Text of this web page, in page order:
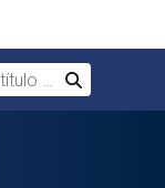
o autor
Buscar